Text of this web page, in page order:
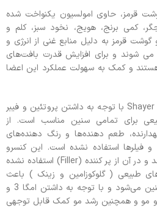
قرمز، حاوی امولسیون یکنواخت شده
کمی برنج، هویج، نخود سبز، کلم و
قرمز به دلیل منابع غنی از انرژی و
شوند و برای افزایش قدرت بافت‌های
و کمک به سهولت عملکرد این اعضا
این کنسرو سگ پاته 400 گرمی Shayer با توجه به داشتن پروتئین و فیبر
برای تمامی سنین مناسب است. از
طعم دهنده‌ها و رنگ دهنده‌های
فیلرها استفاده نشده است. این کنسرو
فاقد شکر، نمک و گلوتن می‌باشد و در آن از پر کننده (Filler) استفاده نشده
طبیعی ( گلوکوزامین و زینک ) باعث
استحکام استخوان در تمامی سنین می‌شود و با توجه به داشتن امگا 3 و
و مو و همچنین رشد مو کمک قابل توجهی